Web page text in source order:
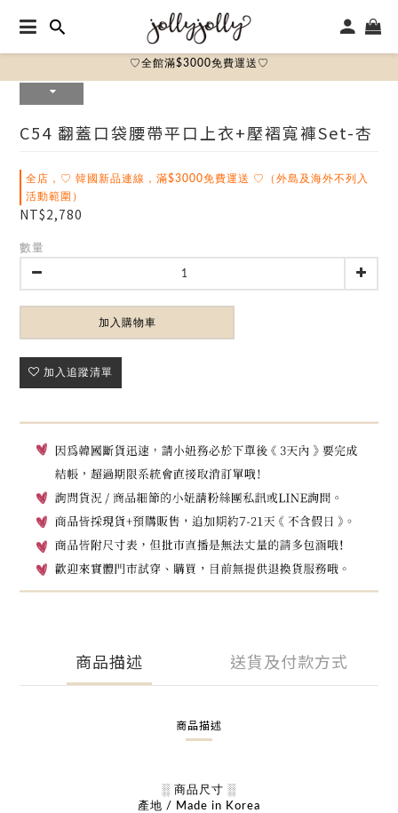
♡全館滿$3000免費運送♡
C54 翻蓋口袋腰帶平口上衣+壓褶寬褲set-杏
全店，♡ 韓國新品連線，滿$3000免費運送 ♡（外島及海外不列入
活動範圍）
NT$2,780
數量
加入購物車
加入追蹤清單
商品描述 送貨及付款方式
商品描述
░ 商品尺寸 ░
產地 / Made in Korea